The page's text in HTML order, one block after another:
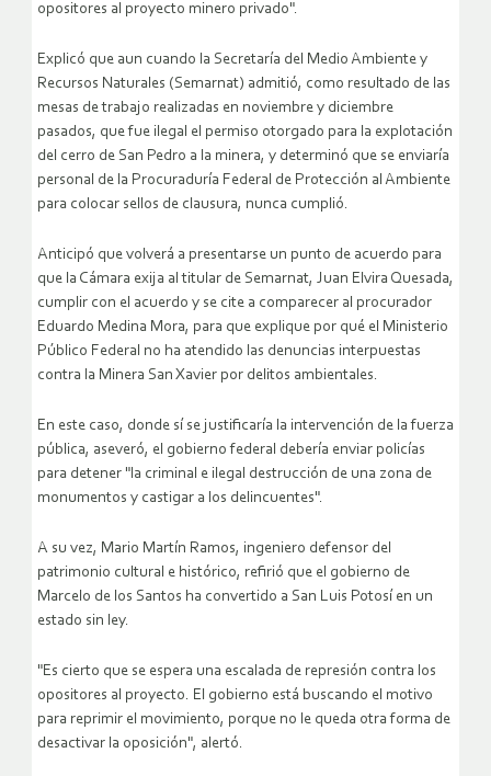
opositores al proyecto minero privado".
Explicó que aun cuando la Secretaría del Medio Ambiente y
Recursos Naturales (Semarnat) admitió, como resultado de las
mesas de trabajo realizadas en noviembre y diciembre
pasados, que fue ilegal el permiso otorgado para la explotación
del cerro de San Pedro a la minera, y determinó que se enviaría
personal de la Procuraduría Federal de Protección al Ambiente
para colocar sellos de clausura, nunca cumplió.
Anticipó que volverá a presentarse un punto de acuerdo para
que la Cámara exija al titular de Semarnat, Juan Elvira Quesada,
cumplir con el acuerdo y se cite a comparecer al procurador
Eduardo Medina Mora, para que explique por qué el Ministerio
Público Federal no ha atendido las denuncias interpuestas
contra la Minera San Xavier por delitos ambientales.
En este caso, donde sí se justificaría la intervención de la fuerza
pública, aseveró, el gobierno federal debería enviar policías
para detener "la criminal e ilegal destrucción de una zona de
monumentos y castigar a los delincuentes".
A su vez, Mario Martín Ramos, ingeniero defensor del
patrimonio cultural e histórico, refirió que el gobierno de
Marcelo de los Santos ha convertido a San Luis Potosí en un
estado sin ley.
"Es cierto que se espera una escalada de represión contra los
opositores al proyecto. El gobierno está buscando el motivo
para reprimir el movimiento, porque no le queda otra forma de
desactivar la oposición", alertó.